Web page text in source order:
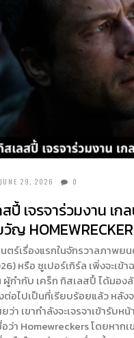
JUNE 29, 2026 0
ปี้ เจรจาร่วมงาน เก
ญ
ร์เรื่องแรกในจักรวาลภาพย
หรือ ซูเปอร์เกิร์ล เพิ่งจะเข้
ผู้กำกับ เคร็ก กิสเลสปี้ ได้มอง
อไปเป็นที่เรียบร้อยแล้ว หลัง
ว่า เขากำลังจะเจรจาเข้ารับ
า Homewreckers โดยหาก